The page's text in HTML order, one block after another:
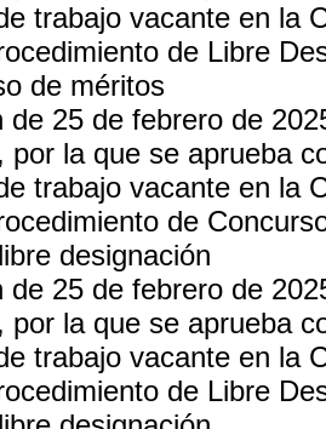
trabajo vacante en la
de Libre
de méritos
de 25 de febrero de
por la que se aprueba
trabajo vacante en la
de
designación
de 25 de febrero de
por la que se aprueba
trabajo vacante en la
de Libre